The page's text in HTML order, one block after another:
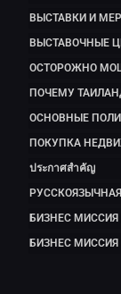
ВЫСТАВКИ И
ВЫСТАВОЧНЫЕ
ОСТОРОЖНО
ПОЧЕМУ
ОСНОВНЫЕ
ПОКУПКА
ประกาศสำคัญ
БИЗНЕС МИССИЯ
БИЗНЕС МИССИЯ